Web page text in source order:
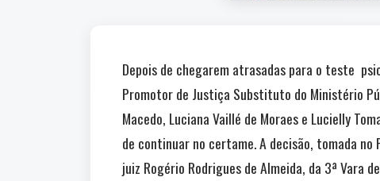
Depois de chegarem atrasadas para o teste
Promotor de Justiça Substituto do Ministério
Macedo, Luciana Vaillé de Moraes e Lucielly
de continuar no certame. A decisão, tomada
juiz Rogério Rodrigues de Almeida, da 3ª Vara